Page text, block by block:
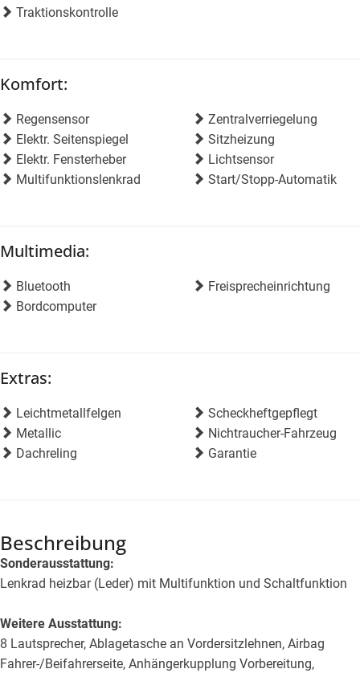
Traktionskontrolle
Komfort:
Regensensor
Zentralverriegelung
Elektr. Seitenspiegel
Sitzheizung
Elektr. Fensterheber
Lichtsensor
Multifunktionslenkrad
Start/Stopp-Automatik
Multimedia:
Bluetooth
Freisprecheinrichtung
Bordcomputer
Extras:
Leichtmetallfelgen
Scheckheftgepflegt
Metallic
Nichtraucher-Fahrzeug
Dachreling
Garantie
Beschreibung
Sonderausstattung:
Lenkrad heizbar (Leder) mit Multifunktion und Schaltfunktion
Weitere Ausstattung:
8 Lautsprecher, Ablagetasche an Vordersitzlehnen, Airbag
Fahrer-/Beifahrerseite, Anhängerkupplung Vorbereitung,